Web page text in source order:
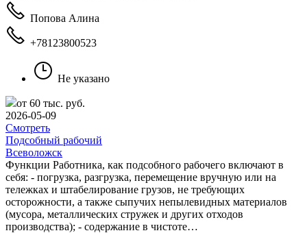
Попова Алина
+78123800523
Не указано
от 60 тыс. руб.
2026-05-09
Смотреть
Подсобный рабочий
Всеволожск
Функции Работника, как подсобного рабочего включают в
себя: - погрузка, разгрузка, перемещение вручную или на
тележках и штабелирование грузов, не требующих
осторожности, а также сыпучих непылевидных материалов
(мусора, металлических стружек и других отходов
производства); - содержание в чистоте…